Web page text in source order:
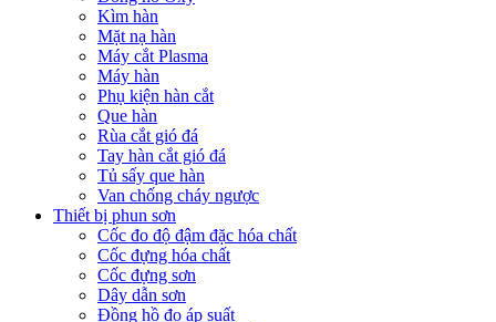
Kìm hàn
Mặt nạ hàn
Máy cắt Plasma
Máy hàn
Phụ kiện hàn cắt
Que hàn
Rùa cắt gió đá
Tay hàn cắt gió đá
Tủ sấy que hàn
Van chống cháy ngược
Thiết bị phun sơn
Cốc đo độ đậm đặc hóa chất
Cốc đựng hóa chất
Cốc đựng sơn
Dây dẫn sơn
Đồng hồ đo áp suất